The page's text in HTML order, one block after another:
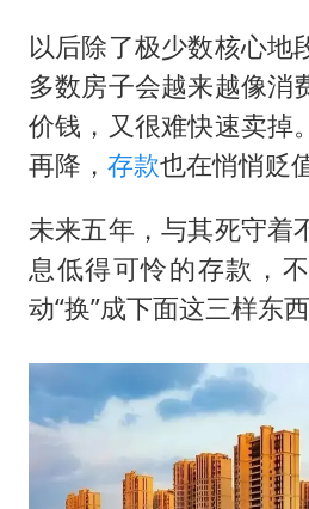
以后除了极少数核心地
多数房子会越来越像消
价钱，又很难快速卖掉
再降， 存款也在悄悄贬值
未来五年，与其死守着
息低得可怜的存款，
动“换”成下面这三样东西